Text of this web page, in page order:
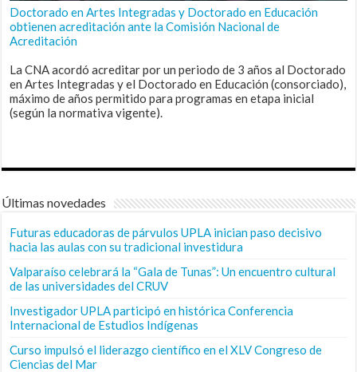
Doctorado en Artes Integradas y Doctorado en Educación
obtienen acreditación ante la Comisión Nacional de
Acreditación
La CNA acordó acreditar por un periodo de 3 años al Doctorado
en Artes Integradas y el Doctorado en Educación (consorciado),
máximo de años permitido para programas en etapa inicial
(según la normativa vigente).
Últimas novedades
Futuras educadoras de párvulos UPLA inician paso decisivo
hacia las aulas con su tradicional investidura
Valparaíso celebrará la “Gala de Tunas”: Un encuentro cultural
de las universidades del CRUV
Investigador UPLA participó en histórica Conferencia
Internacional de Estudios Indígenas
Curso impulsó el liderazgo científico en el XLV Congreso de
Ciencias del Mar